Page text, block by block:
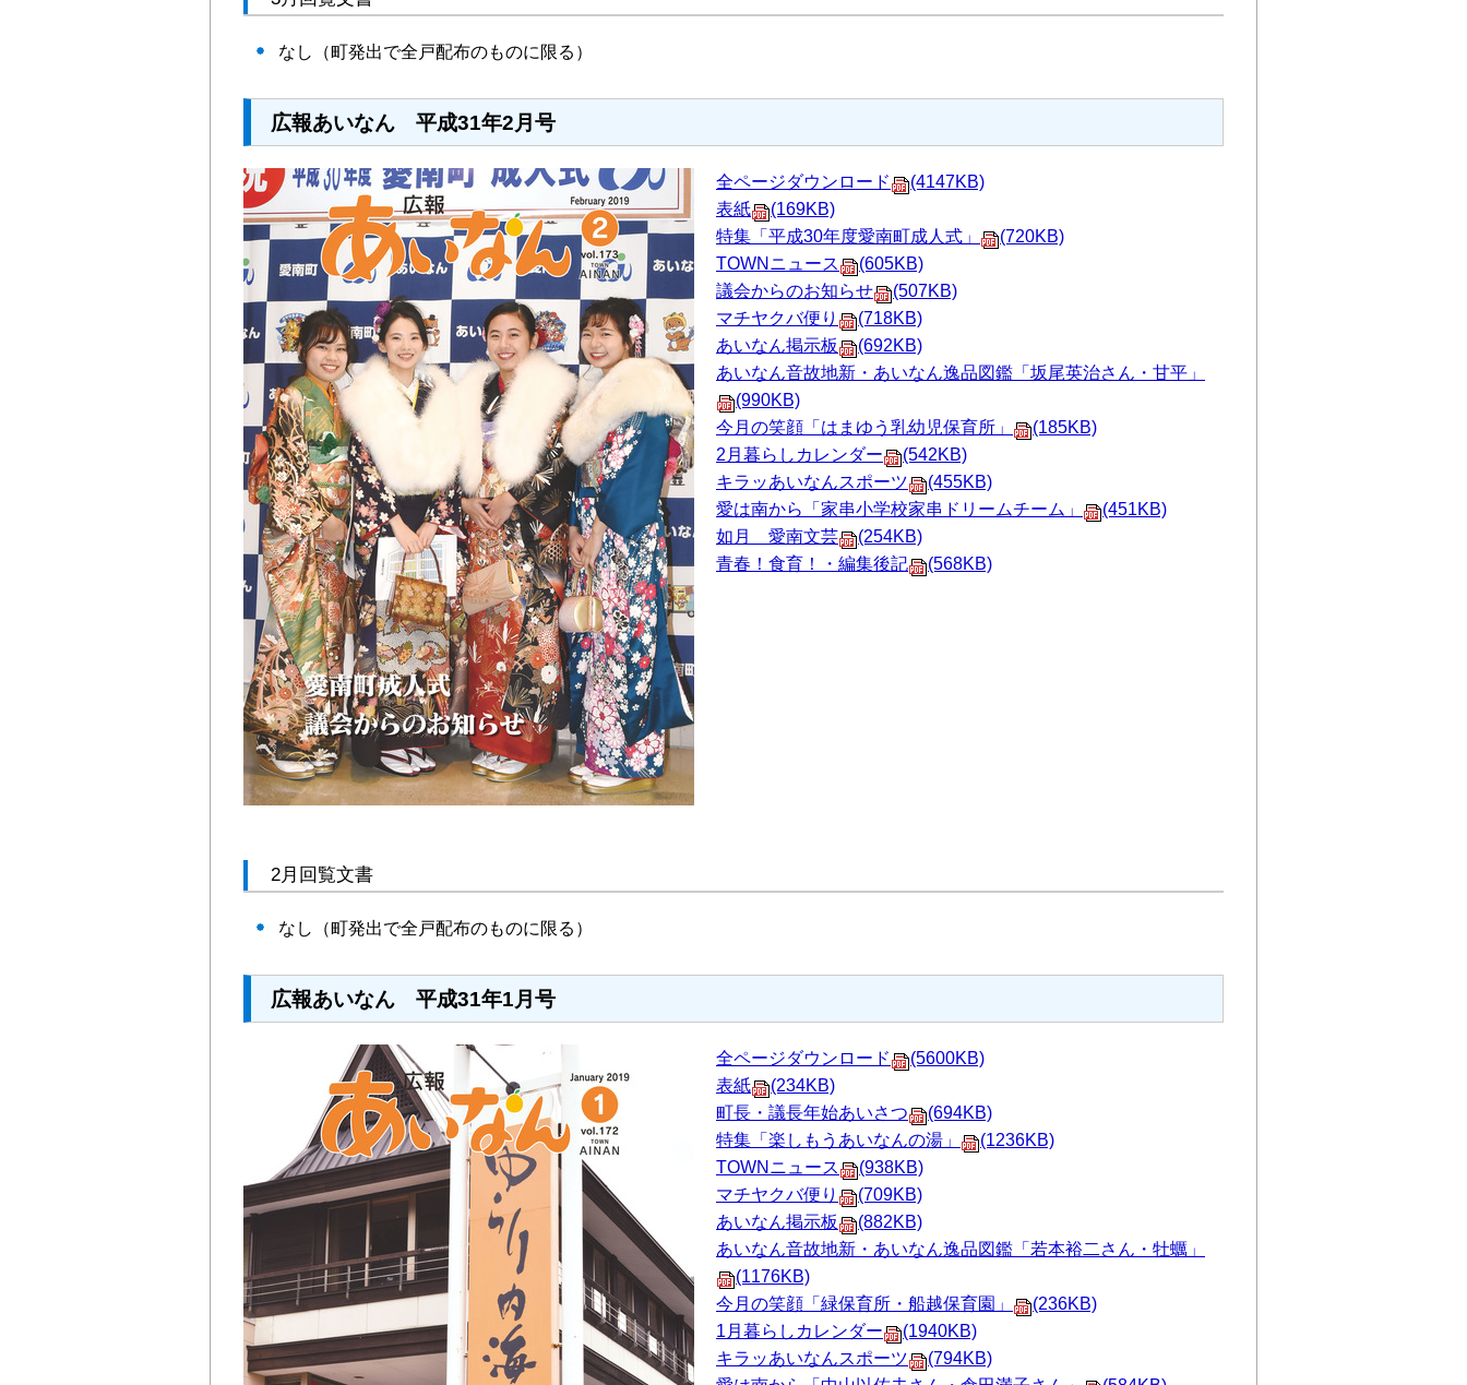
なし（町発出で全戸配布のものに限る）
広報あいなん 平成31年2月号
全ページダウンロード
(4147KB)
表紙
(169KB)
特集「平成30年度愛南町成人式」
(720KB)
TOWNニュース
(605KB)
議会からのお知らせ
(507KB)
マチヤクバ便り
(718KB)
あいなん掲示板
(692KB)
あいなん音故地新・あいなん逸品図鑑「坂尾英治さん・甘平」
(990KB)
今月の笑顔「はまゆう乳幼児保育所」
(185KB)
2月暮らしカレンダー
(542KB)
キラッあいなんスポーツ
(455KB)
愛は南から「家串小学校家串ドリームチーム」
(451KB)
如月 愛南文芸
(254KB)
青春！食育！・編集後記
(568KB)
2月回覧文書
なし（町発出で全戸配布のものに限る）
広報あいなん 平成31年1月号
全ページダウンロード
(5600KB)
表紙
(234KB)
町長・議長年始あいさつ
(694KB)
特集「楽しもうあいなんの湯」
(1236KB)
TOWNニュース
(938KB)
マチヤクバ便り
(709KB)
あいなん掲示板
(882KB)
あいなん音故地新・あいなん逸品図鑑「若本裕二さん・牡蠣」
(1176KB)
今月の笑顔「緑保育所・船越保育園」
(236KB)
1月暮らしカレンダー
(1940KB)
キラッあいなんスポーツ
(794KB)